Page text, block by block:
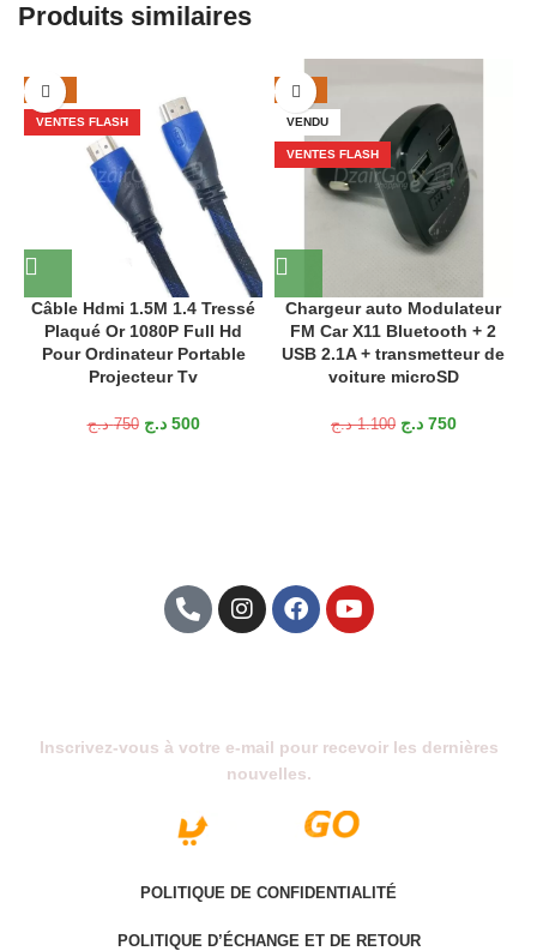
Produits similaires
-33%
VENTES FLASH
Câble Hdmi 1.5M 1.4 Tressé
Plaqué Or 1080P Full Hd
Pour Ordinateur Portable
Projecteur Tv
750 د.ج 500 د.ج
-32%
VENDU
VENTES FLASH
Chargeur auto Modulateur
FM Car X11 Bluetooth + 2
USB 2.1A + transmetteur de
voiture microSD
1.100 د.ج 750 د.ج
Inscrivez-vous à votre e-mail pour recevoir les dernières
nouvelles.
POLITIQUE DE CONFIDENTIALITÉ
POLITIQUE D’ÉCHANGE ET DE RETOUR